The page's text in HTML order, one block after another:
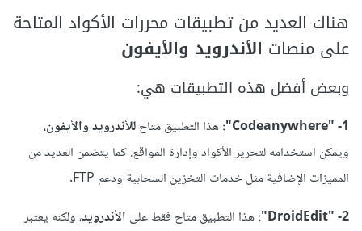
هناك العديد من تطبيقات محررات الأكواد المتاحة
على منصات الأندرويد والأيفون
وبعض أفضل هذه التطبيقات هي:
1- "Codeanywhere": هذا التطبيق متاحللأندرويد والأيفون،
ويمكن استخدامه لتحرير الأكواد وإدارة المواقع. كما يتضمن العديد من
المميزات الإضافية مثل خدمات التخزين السحابية ودعم FTP.
2- "DroidEdit":
هذا التطبيق متاح فقط على الأندرويد، ولكنه يعتبر